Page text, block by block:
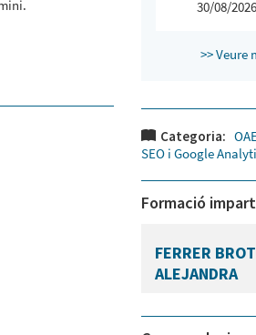
30/08/
>> Veure
Categoria:
SEO i Google
Formació
FERRER
ALEJANDRA